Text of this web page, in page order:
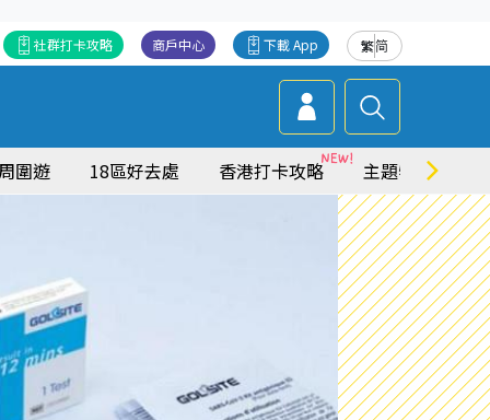
繁简
下載 App
商戶中心
社群打卡攻略
圍遊 18區好去處 香港打卡攻略 主題特集